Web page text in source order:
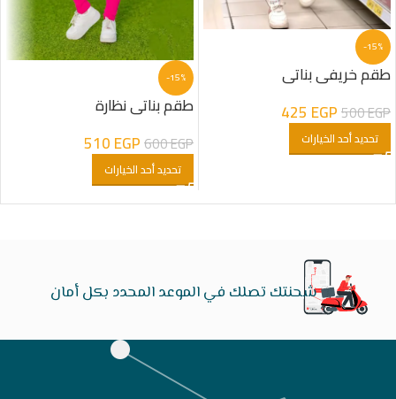
-15%
طقم خريفى بناتى
500EGP
425 EGP
تحديد أحد الخيارات
-15%
طقم بناتى نظارة
600EGP
510EGP
تحديد أحد الخيارات
شحنتك تصلك في الموعد المحدد بكل أمان